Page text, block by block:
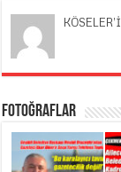
Fotoğraflar